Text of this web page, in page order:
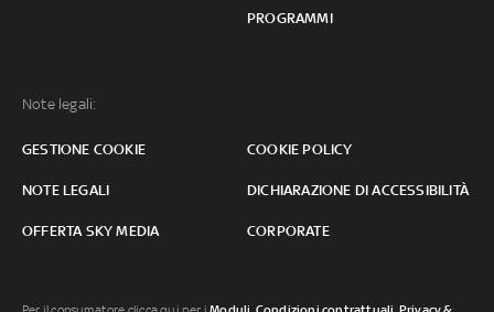
PROGRAMMI
Note legali:
GESTIONE COOKIE COOKIE POLICY
NOTE LEGALI DICHIARAZIONE DI ACCESSIBILITÀ
OFFERTA SKY MEDIA CORPORATE